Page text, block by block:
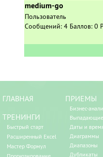
medium-go
Пользователь
Сообщений: 4 Баллов: 0
ГЛАВНАЯ
ТРЕНИНГИ
Быстрый старт
Расширенный Excel
Мастер Формул
ПРИЕМЫ
Бизнес-
Выпадающие
Даты и
Диаграммы
Диапазоны
Дубликаты